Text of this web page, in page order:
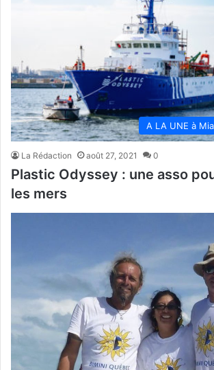
A LA UNE à
La Rédaction août 27, 2021 0
Plastic Odyssey : une asso
les mers